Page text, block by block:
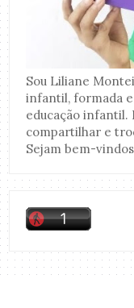
Sou Liliane
infantil, formada
educação infantil.
compartilhar e
Sejam bem-